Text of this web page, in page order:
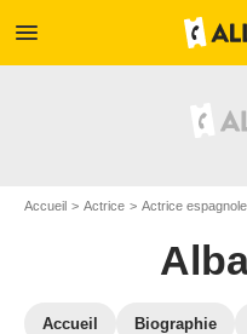
menu
Accueil Actrice Actrice espagnole
Accueil Biographie